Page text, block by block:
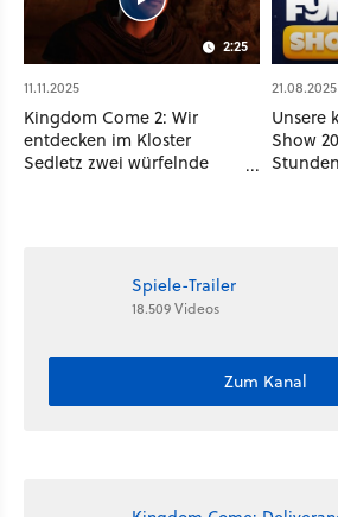
2:25
11.11.2025
Kingdom Come 2: Wir
entdecken im Kloster
Sedletz zwei würfelnde
21.08.2025
Unsere
Show
Spiele-Trailer
18.509 Videos
Zum Kanal